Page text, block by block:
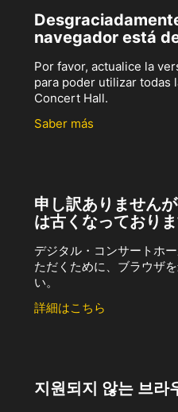
navegador está
Por favor, actualice la
para poder utilizar todas
Concert Hall.
Saber más
申し訳ありません
は古くなっており
デジタル・コンサートホ
ただくために、ブラウザ
い。
詳細はこちら
지원되지 않는 브라